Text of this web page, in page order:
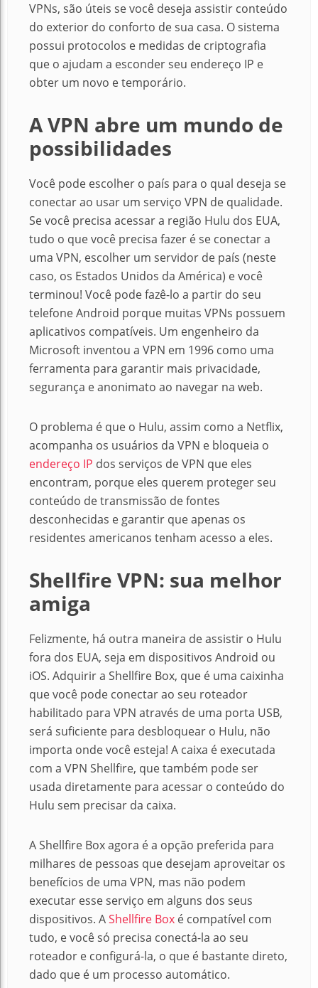
VPNs, são úteis se você deseja assistir conteúdo
do exterior do conforto de sua casa. O sistema
possui protocolos e medidas de criptografia
que o ajudam a esconder seu endereço IP e
obter um novo e temporário.
A VPN abre um mundo de
possibilidades
Você pode escolher o país para o qual deseja se
conectar ao usar um serviço VPN de qualidade.
Se você precisa acessar a região Hulu dos EUA,
tudo o que você precisa fazer é se conectar a
uma VPN, escolher um servidor de país (neste
caso, os Estados Unidos da América) e você
terminou! Você pode fazê-lo a partir do seu
telefone Android porque muitas VPNs possuem
aplicativos compatíveis. Um engenheiro da
Microsoft inventou a VPN em 1996 como uma
ferramenta para garantir mais privacidade,
segurança e anonimato ao navegar na web.
O problema é que o Hulu, assim como a Netflix,
acompanha os usuários da VPN e bloqueia o
endereço IP dos serviços de VPN que eles
encontram, porque eles querem proteger seu
conteúdo de transmissão de fontes
desconhecidas e garantir que apenas os
residentes americanos tenham acesso a eles.
Shellfire VPN: sua melhor
amiga
Felizmente, há outra maneira de assistir o Hulu
fora dos EUA, seja em dispositivos Android ou
iOS. Adquirir a Shellfire Box, que é uma caixinha
que você pode conectar ao seu roteador
habilitado para VPN através de uma porta USB,
será suficiente para desbloquear o Hulu, não
importa onde você esteja! A caixa é executada
com a VPN Shellfire, que também pode ser
usada diretamente para acessar o conteúdo do
Hulu sem precisar da caixa.
A Shellfire Box agora é a opção preferida para
milhares de pessoas que desejam aproveitar os
benefícios de uma VPN, mas não podem
executar esse serviço em alguns dos seus
dispositivos. AShellfire Box é compatível com
tudo, e você só precisa conectá-la ao seu
roteador e configurá-la, o que é bastante direto,
dado que é um processo automático.